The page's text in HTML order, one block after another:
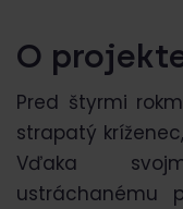
O
Pred štyrmi
strapatý
Vďaka
ustráchanému